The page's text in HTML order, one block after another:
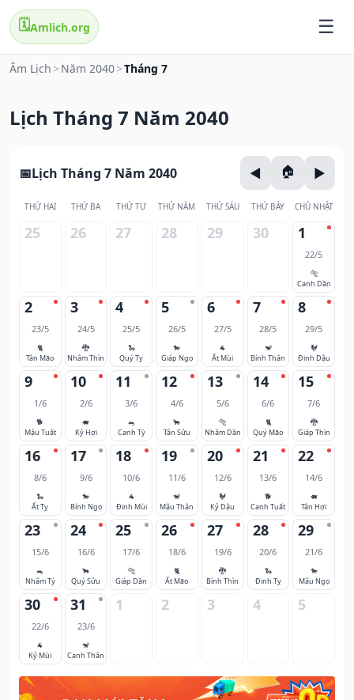
🗓️Amlich.org
Âm Lịch > Năm 2040>Tháng 7
Lịch Tháng 7 Năm 2040
Lịch Tháng 7 Năm 2040
THỨ HAI THỨ BA THỨ TƯ THỨ NĂM THỨ SÁU THỨ BẢY CHỦ NHẬT
25 26 27 28 29 30 1
22/5
🐅
Canh Dần
2
23/5
🐈
Tân Mão
3
24/5
🐉
Nhâm Thìn
4
25/5
🐍
Quý Tỵ
5
26/5
🐎
Giáp Ngọ
6
27/5
🐐
Ất Mùi
7
28/5
🐒
Bính Thân
8
29/5
🐓
Đinh Dậu
9
1/6
🐕
Mậu Tuất
10
2/6
🐖
Kỷ Hợi
11
3/6
🐀
Canh Tý
12
4/6
🐂
Tân Sửu
13
5/6
🐅
Nhâm Dần
14
6/6
🐈
Quý Mão
15
7/6
🐉
Giáp Thìn
16
8/6
🐍
Ất Tỵ
17
9/6
🐎
Bính Ngọ
18
10/6
🐐
Đinh Mùi
19
11/6
🐒
Mậu Thân
20
12/6
🐓
Kỷ Dậu
21
13/6
🐕
Canh Tuất
22
14/6
🐖
Tân Hợi
23
15/6
🐀
Nhâm Tý
24
16/6
🐂
Quý Sửu
25
17/6
🐅
Giáp Dần
26
18/6
🐈
Ất Mão
27
19/6
🐉
Bính Thìn
28
20/6
🐍
Đinh Tỵ
29
21/6
🐎
Mậu Ngọ
30
22/6
🐐
Kỷ Mùi
31
23/6
🐒
Canh Thân
1 2 3 4 5